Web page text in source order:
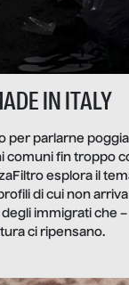
IN ITALY
per parlarne
comuni fin troppo
esplora il
di cui non
immigrati che
ci ripensano.